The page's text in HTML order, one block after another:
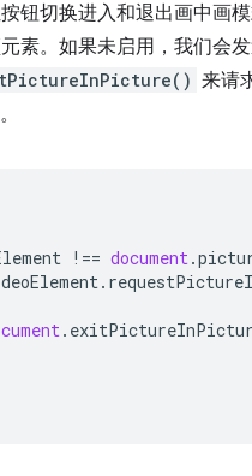
钮切换进入和退出画中画
素。如果未启用，我们会
来请
!== document.
.
.